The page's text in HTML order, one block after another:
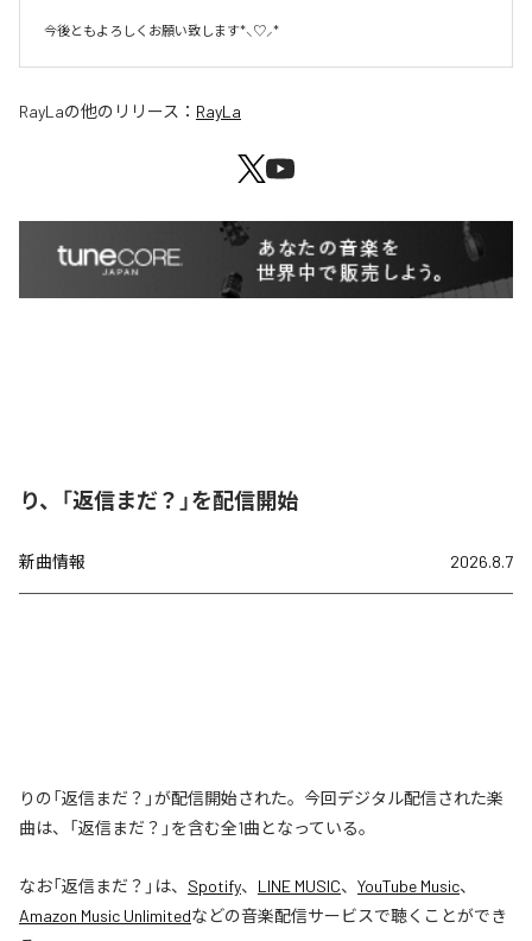
今後ともよろしくお願い致します*⸜♡⸝*
RayLaの他のリリース： RayLa
り、「返信まだ？」を配信開始
新曲情報 2026.8.7
りの「返信まだ？」が配信開始された。今回デジタル配信された楽
曲は、「返信まだ？」を含む全1曲となっている。
なお「返信まだ？ 」は、 Spotify、 LINE MUSIC、 YouTube Music、
Amazon Music Unlimitedなどの音楽配信サービスで聴くことができ